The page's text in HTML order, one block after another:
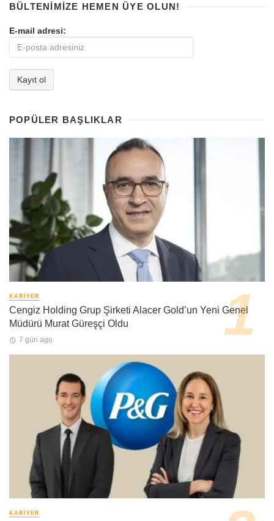
BÜLTENIMIZE HEMEN ÜYE OLUN!
E-mail adresi:
POPÜLER BAŞLIKLAR
KARIYER
Cengiz Holding Grup Şirketi Alacer Gold’un Yeni Genel
Müdürü Murat Güreşçi Oldu
7 gün ago
KARIYER